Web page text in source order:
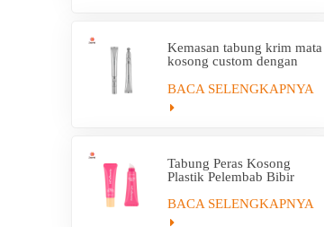
Kemasan tabung krim mata
kosong custom dengan
BACA SELENGKAPNYA
Tabung Peras Kosong
Plastik Pelembab Bibir
BACA SELENGKAPNYA